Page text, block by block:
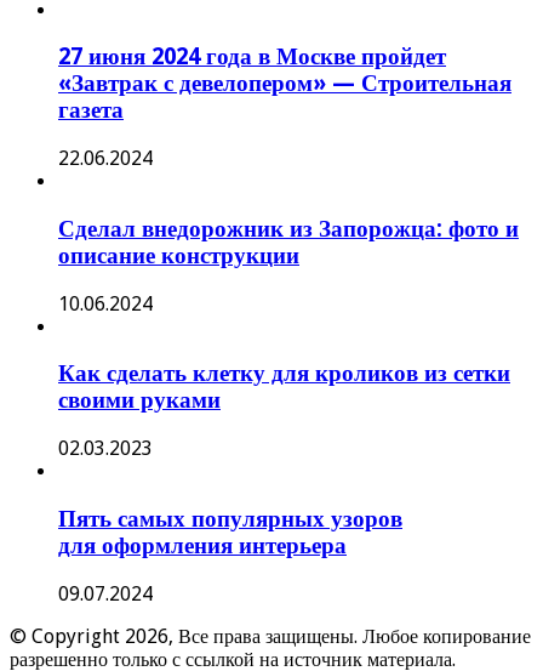
27 июня 2024 года в Москве пройдет
«Завтрак с девелопером» — Строительная
газета
22.06.2024
Сделал внедорожник из Запорожца: фото и
описание конструкции
10.06.2024
Как сделать клетку для кроликов из сетки
своими руками
02.03.2023
Пять самых популярных узоров
для оформления интерьера
09.07.2024
© Copyright 2026, Все права защищены. Любое копирование
разрешенно только с ссылкой на источник материала.